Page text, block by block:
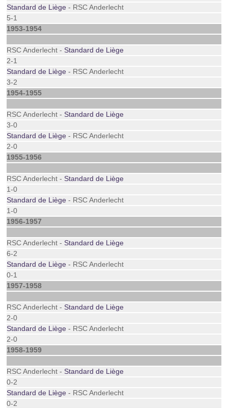
Standard de Liège - RSC Anderlecht
5-1
1953-1954
RSC Anderlecht -Standard de Liège
2-1
Standard de Liège - RSC Anderlecht
3-2
1954-1955
RSC Anderlecht -Standard de Liège
3-0
Standard de Liège - RSC Anderlecht
2-0
1955-1956
RSC Anderlecht -Standard de Liège
1-0
Standard de Liège - RSC Anderlecht
1-0
1956-1957
RSC Anderlecht -Standard de Liège
6-2
Standard de Liège - RSC Anderlecht
0-1
1957-1958
RSC Anderlecht -Standard de Liège
2-0
Standard de Liège - RSC Anderlecht
2-0
1958-1959
RSC Anderlecht -Standard de Liège
0-2
Standard de Liège - RSC Anderlecht
0-2